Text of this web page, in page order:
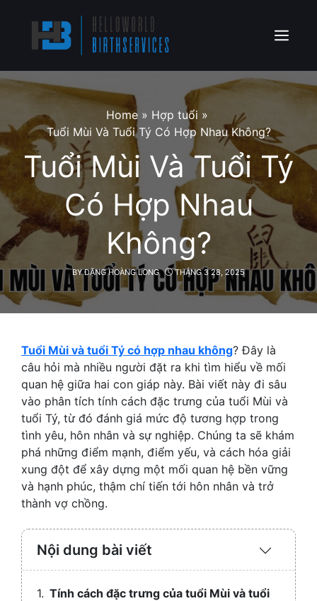
content
Menu
Home » Hợp tuổi »
Tuổi Mùi Và Tuổi Tý Có Hợp Nhau Không?
Tuổi Mùi Và Tuổi Tý
Có Hợp Nhau
Không?
BYĐẶNG HOÀNG LONG THÁNG 3 28, 2025
Tuổi Mùi và tuổi Tý có hợp nhau không? Đây là
câu hỏi mà nhiều người đặt ra khi tìm hiểu về mối
quan hệ giữa hai con giáp này. Bài viết này đi sâu
vào phân tích tính cách đặc trưng của tuổi Mùi và
tuổi Tý, từ đó đánh giá mức độ tương hợp trong
tình yêu, hôn nhân và sự nghiệp. Chúng ta sẽ khám
phá những điểm mạnh, điểm yếu, và cách hóa giải
xung đột để xây dựng một mối quan hệ bền vững
và hạnh phúc, thậm chí tiến tới hôn nhân và trở
thành vợ chồng.
Nội dung bài viết
Expand
Tính cách đặc trưng của tuổi Mùi và tuổi